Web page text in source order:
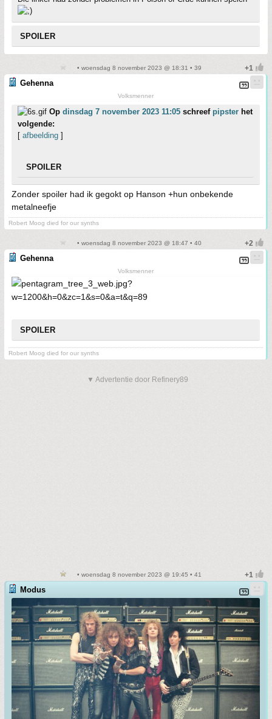
SPOILER
• woensdag 8 november 2023 @ 18:31 • 39
Gehenna
Volksmenner
Op dinsdag 7 november 2023 11:05 schreef pipster het
volgende:
[ afbeelding ]
SPOILER
Zonder spoiler had ik gegokt op Hanson +hun onbekende
metalneefje
Robert Moog died for our synths
• woensdag 8 november 2023 @ 18:47 • 40
Gehenna
Volksmenner
SPOILER
Robert Moog died for our synths
▼ Advertentie door Refinery89
• woensdag 8 november 2023 @ 19:45 • 41
Modus